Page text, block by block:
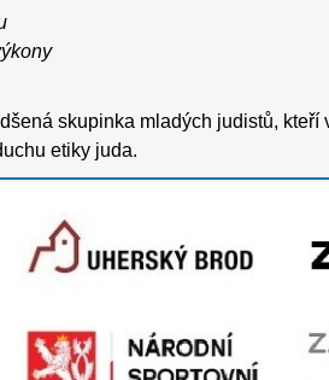
skupinka mladých judistů,
etiky juda.